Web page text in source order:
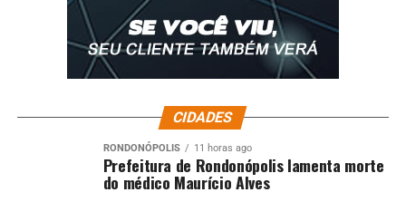
CIDADES
RONDONÓPOLIS 11 horas ago
Prefeitura de Rondonópolis lamenta morte
do médico Maurício Alves